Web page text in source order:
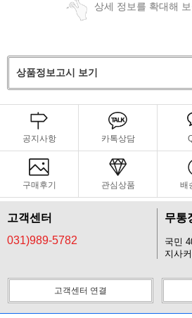
상세 정보를 확대해
상품정보고시 보기
공지사항 카톡상담
구매후기 관심상품 배
고객센터
031)989-5782
무통
국민
지사
고객센터 연결